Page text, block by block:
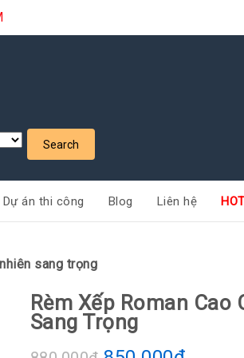
Dự án thi công Blog Liên hệ
sang trọng
Rèm Xếp Roman Cao
Sang Trọng